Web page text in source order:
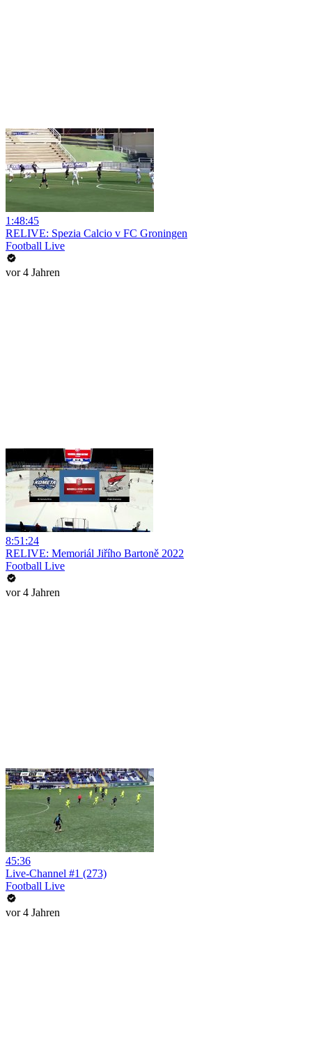
1:48:45
RELIVE: Spezia Calcio v FC Groningen
Football Live
vor 4 Jahren
8:51:24
RELIVE: Memoriál Jiřího Bartoně 2022
Football Live
vor 4 Jahren
45:36
Live-Channel #1 (273)
Football Live
vor 4 Jahren